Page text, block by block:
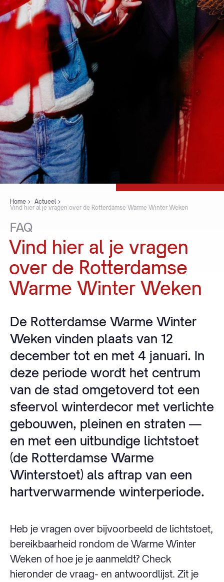
Home
Actueel
Vind hier al je vragen over de Rotterdamse Warme Winter Weken
FAQ
Vind hier al je vragen
over de Rotterdamse
Warme Winter Weken
De Rotterdamse Warme Winter
Weken vinden plaats van 12
december tot en met 4 januari. In
deze periode wordt het centrum
van de stad omgetoverd tot een
sfeervol winterdecor met verlichte
gebouwen, pleinen en straten —
en met een uitbundige lichtstoet
(de Rotterdamse Warme
Winterstoet) als aftrap van een
hartverwarmende winterperiode.
Heb je vragen over bijvoorbeeld de lichtstoet,
bereikbaarheid rondom de Warme Winter
Weken of hoe je je aanmeldt? Check
hieronder de vraag- en antwoordlijst. Zit je